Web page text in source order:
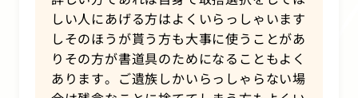
しい人にあげる方はよくいらっしゃいます
しそのほうが貰う方も大事に使うことがあ
りその方が書道具のためになることもよく
あります。ご遺族しかいらっしゃらない場